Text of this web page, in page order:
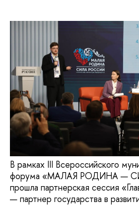
В рамках III Всероссийского
форума «МАЛАЯ РОДИНА —
прошла партнерская сессия
— партнер государства в